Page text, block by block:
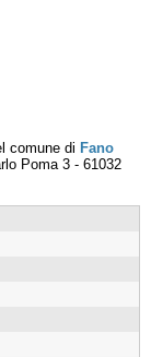
comune di Fano
Poma 3 - 61032